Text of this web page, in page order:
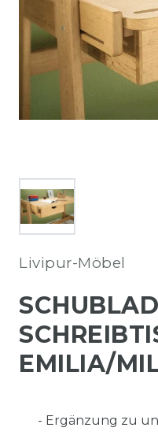
Livipur-Möbel
EMILIA/
- Ergänzung zu